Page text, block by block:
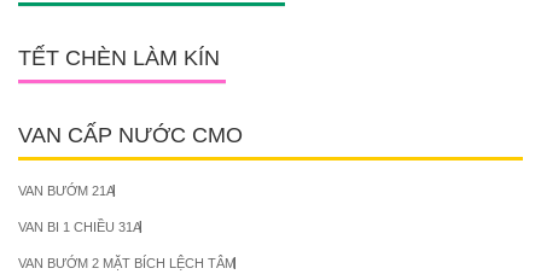
TẾT CHÈN LÀM KÍN
VAN CẤP NƯỚC CMO
VAN BƯỚM 21A
VAN BI 1 CHIỀU 31A
VAN BƯỚM 2 MẶT BÍCH LỆCH TÂM